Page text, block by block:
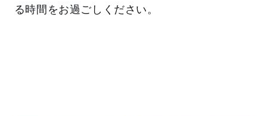
る時間をお過ごしください。